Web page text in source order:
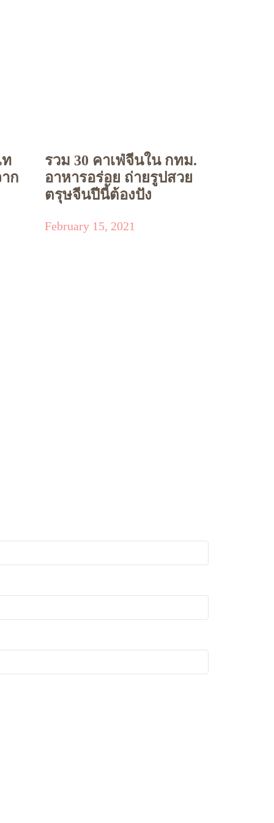
ท
ก
รวม 30 คาเฟ่จีนใน กทม.
อาหารอร่อย ถ่ายรูปสวย
ตรุษจีนปีนี้ต้องปัง
February 15, 2021